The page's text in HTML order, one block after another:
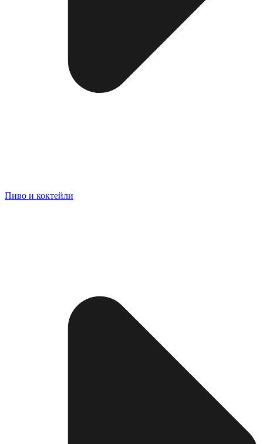
Пиво и коктейли